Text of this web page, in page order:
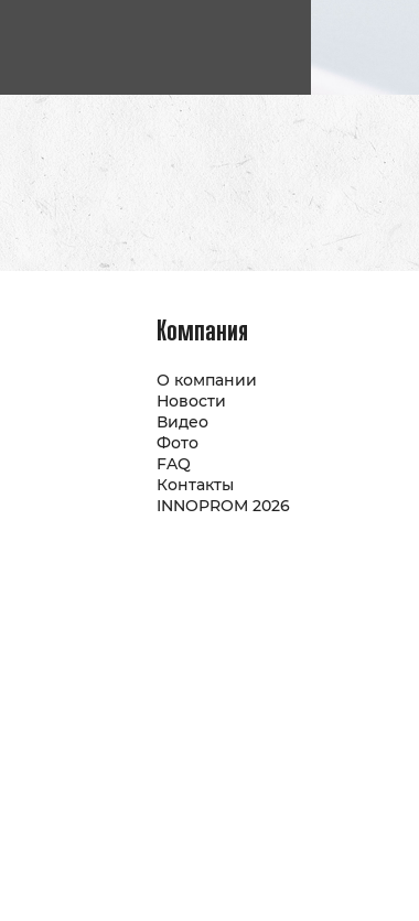
Компания
О компании
Новости
Видео
Фото
FAQ
Контакты
INNOPROM 2026